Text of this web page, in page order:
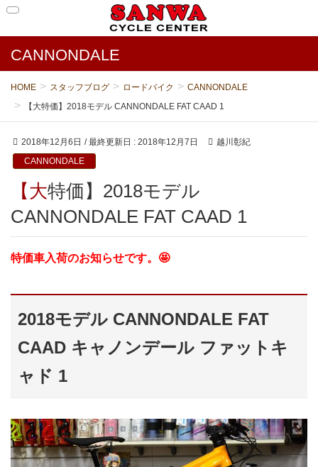
CANNONDALE
HOME スタッフブログ ロードバイク
CANNONDALE
【大特価】2018モデル CANNONDALE FAT CAAD 1
2018年12月6日 / 最終更新日 : 2018年12月7日
越川彰紀
CANNONDALE
【大特価】2018モデル
CANNONDALE FAT CAAD 1
特価車入荷のお知らせです。🤩
2018モデル CANNONDALE FAT
CAAD キャノンデール ファットキ
ャド 1